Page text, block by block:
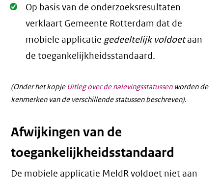
Oké.
Op basis van de onderzoeksresultaten
verklaart Gemeente Rotterdam dat de
mobiele applicatiegedeeltelijk voldoetaan
de toegankelijkheidsstandaard.
(Onder het kopje Uitleg over de nalevingsstatussenworden de
kenmerken van de verschillende statussen beschreven).
Afwijkingen van de
toegankelijkheidsstandaard
De mobiele applicatie MeldR voldoet niet aan